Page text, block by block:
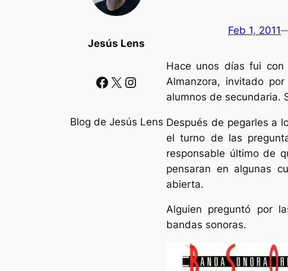
Jesús Lens
Facebook X Instagram
Blog de Jesús Lens
Feb 1, 2011
Hace unos días fui
Almanzora, invitado
alumnos de secundaria.
Después de pegarles a
el turno de las
responsable último de
pensaran en algunas
abierta.
Alguien preguntó por
bandas sonoras.